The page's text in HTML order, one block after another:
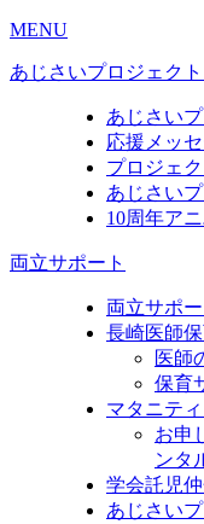
MENU
あじさいプロジェクト
あじさい
応援メッ
プロジェ
あじさい
10周年ア
両立サポート
両立サポ
長崎医師
医師
保育
マタニテ
お申
ンタ
学会託児
あじさい